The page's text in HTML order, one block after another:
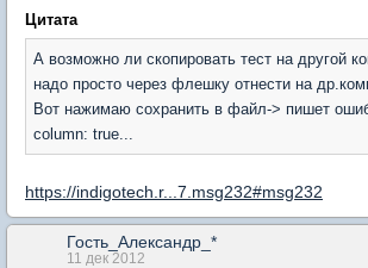
Цитата
А возможно ли скопировать тест на другой
надо просто через флешку отнести на
Вот нажимаю сохранить в файл-> пишет
column: true...
https://indigotech.r...7.msg232#msg232
Гость_Александр_*
11 дек 2012